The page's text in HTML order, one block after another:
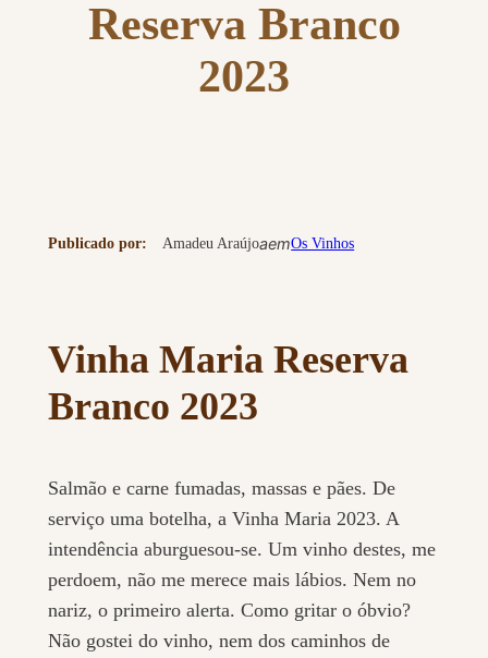
Reserva Branco
2023
Publicado por: Amadeu AraújoaemOs Vinhos
Vinha Maria Reserva
Branco 2023
Salmão e carne fumadas, massas e pães. De
serviço uma botelha, a Vinha Maria 2023. A
intendência aburguesou-se. Um vinho destes, me
perdoem, não me merece mais lábios. Nem no
nariz, o primeiro alerta. Como gritar o óbvio?
Não gostei do vinho, nem dos caminhos de